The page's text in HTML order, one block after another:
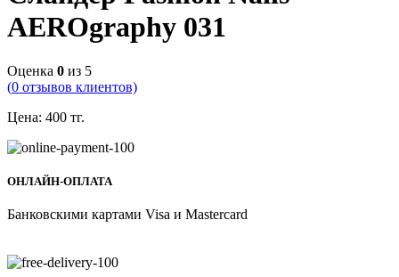
AEROgraphy 031
Оценка 0 из 5
(0 отзывов клиентов)
Цена: 400 тг.
ОНЛАЙН-ОПЛАТА
Банковскими картами Visa и Mastercard